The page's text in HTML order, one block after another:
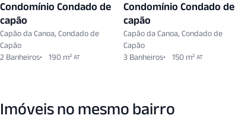
Condomínio Condado de
capão
Capão da Canoa, Condado de
Capão
2 Banheiros
190 m² AT
Condomínio Condado de
capão
Capão da Canoa, Condado de
Capão
3 Banheiros
150 m² AT
Imóveis no mesmo bairro